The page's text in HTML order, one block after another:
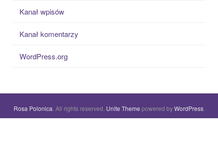
Kanał wpisów
Kanał komentarzy
WordPress.org
Rosa Polonica . All rights reserved. Unite Theme powered byWordPress.